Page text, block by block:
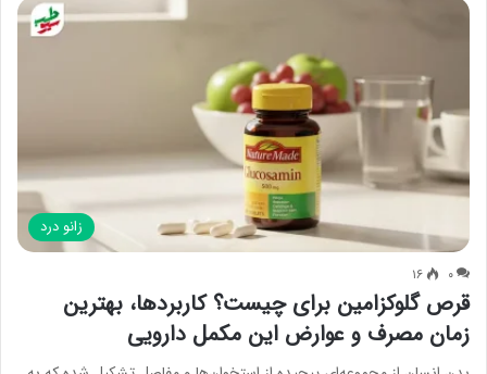
زانو درد
۰ ۱۶
قرص گلوکزامین برای چیست؟ کاربردها، بهترین
زمان مصرف و عوارض این مکمل دارویی